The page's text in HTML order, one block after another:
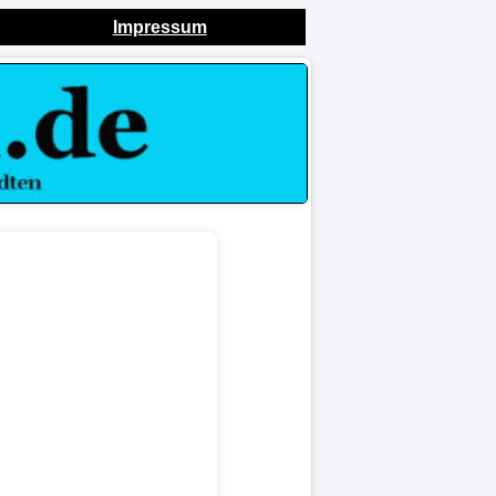
Impressum